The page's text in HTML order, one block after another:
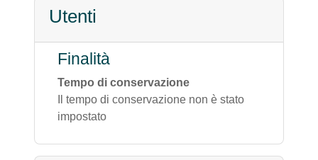
Utenti
Finalità
Tempo di conservazione
Il tempo di conservazione non è stato
impostato